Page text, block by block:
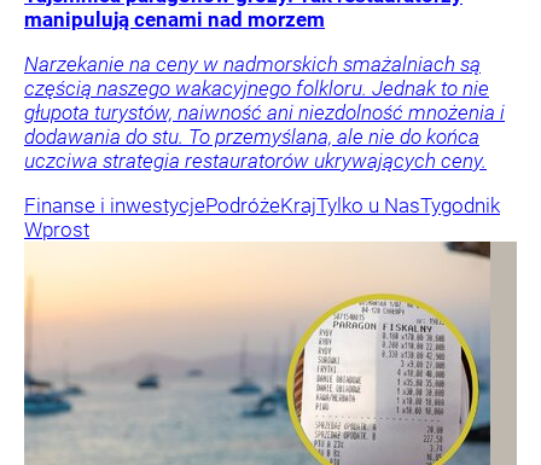
manipulują cenami nad morzem
Narzekanie na ceny w nadmorskich smażalniach są
częścią naszego wakacyjnego folkloru. Jednak to nie
głupota turystów, naiwność ani niezdolność mnożenia i
dodawania do stu. To przemyślana, ale nie do końca
uczciwa strategia restauratorów ukrywających ceny.
Finanse i inwestycjePodróżeKrajTylko u NasTygodnik
Wprost